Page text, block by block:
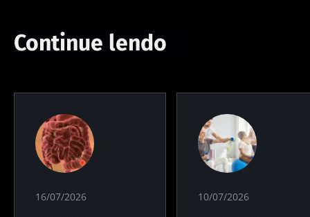
Continue lendo
16/07/2026 10/07/2026